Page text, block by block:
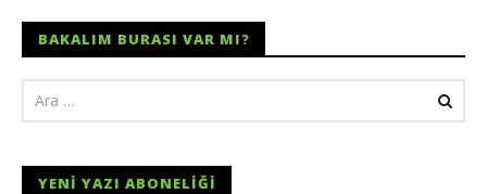
BAKALIM BURASI VAR MI?
YENI YAZI ABONELIĞI